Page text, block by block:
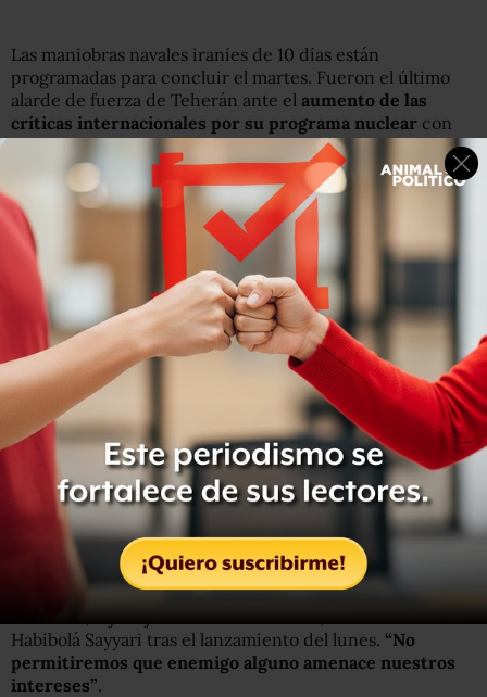
Las maniobras navales iraníes de 10 días están
programadas para concluir el martes. Fueron el último
alarde de fuerza de Teherán ante el aumento de las
críticas internacionales por su programa nuclear con
presuntos fines bélicos. Las autoridades iraníes
emitieron comentarios contradictorios sobre un posible
cierre del Estrecho de Ormuz y las advertencias
estadounidenses de que dicha medida no sería tolerada.
“El Estrecho de Ormuz es completamente controlado por
nosotros”, dijo el jefe de la marina iraní, el almirante
Habibolá Sayyari tras el lanzamiento del lunes. “No
permitiremos que enemigo alguno amenace nuestros
intereses”.